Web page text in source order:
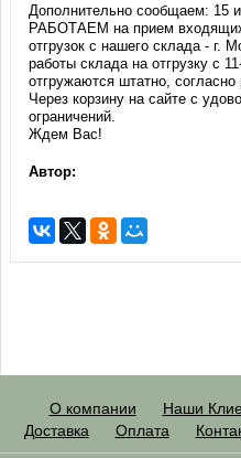
Дополнительно сообщаем: 15
РАБОТАЕМ на прием
отгрузок с нашего склада - г.
работы склада на отгрузку с
отгружаются штатно, согласно
Через корзину на сайте с
ограничений.
Ждем Вас!
Автор:
О компании Наши
Доставка
Оплата